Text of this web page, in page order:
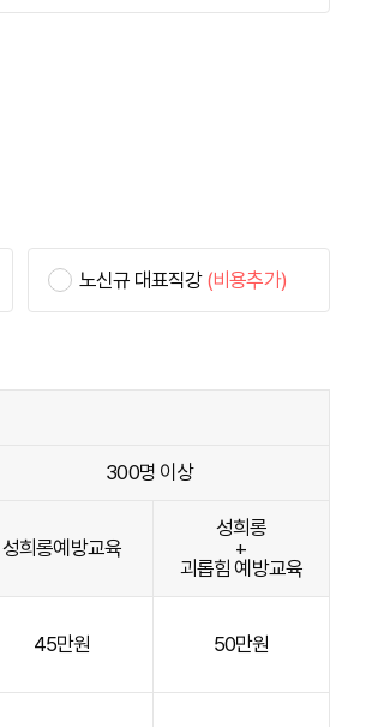
노신규 대표직강 (비용추가)
300명 이상
성희롱예방교육
성희롱
+
괴롭힘 예방교육
45만원 50만원